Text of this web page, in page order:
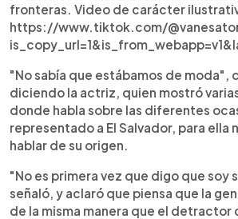
fronteras. Video de carácter
https://www.tiktok.com/
"No sabía que estábamos de moda",
diciendo la actriz, quien mostró
donde habla sobre las diferentes
representado a El Salvador, para ella
hablar de su origen.
"No es primera vez que digo que soy
señaló, y aclaró que piensa que la
de la misma manera que el detractor